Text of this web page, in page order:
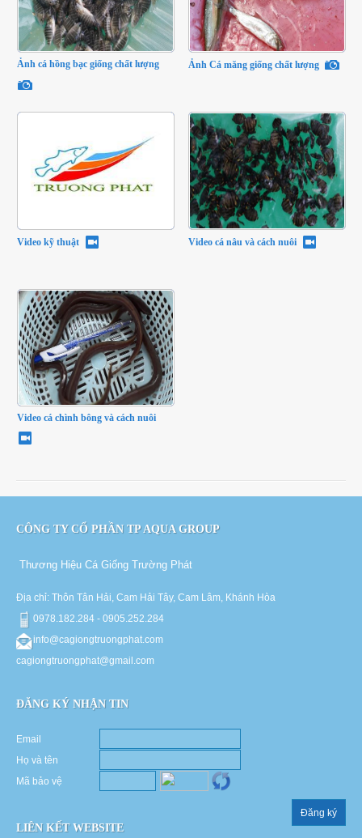
Ảnh cá hồng bạc giống chất lượng Ảnh Cá măng giống chất lượng
Video kỹ thuật Video cá nâu và cách nuôi
Video cá chình bông và cách nuôi
CÔNG TY CỔ PHẦN TP AQUA GROUP
Thương Hiệu Cá Giống Trường Phát
Địa chỉ: Thôn Tân Hải, Cam Hải Tây, Cam Lâm, Khánh Hòa
0978.182.284 - 0905.252.284
info@cagiongtruongphat.com
cagiongtruongphat@gmail.com
ĐĂNG KÝ NHẬN TIN
Email
Họ và tên
Mã bảo vệ
Đăng ký
LIÊN KẾT WEBSITE